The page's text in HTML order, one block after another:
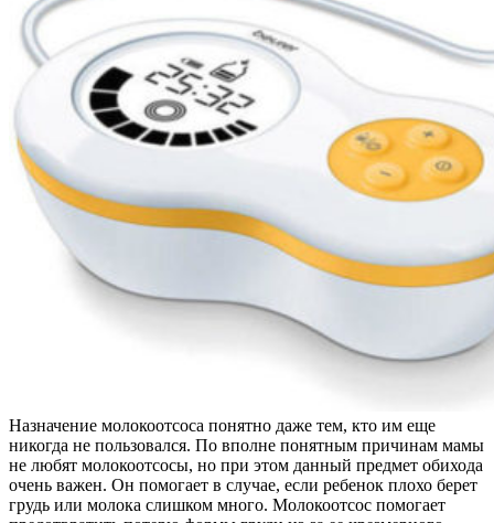
Назначение молокоотсоса понятно даже тем, кто им еще
никогда не пользовался. По вполне понятным причинам мамы
не любят молокоотсосы, но при этом данный предмет обихода
очень важен. Он помогает в случае, если ребенок плохо берет
грудь или молока слишком много. Молокоотсос помогает